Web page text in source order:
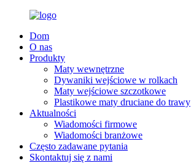
Dom
O nas
Produkty
Maty wewnętrzne
Dywaniki wejściowe w rolkach
Maty wejściowe szczotkowe
Plastikowe maty druciane do trawy
Aktualności
Wiadomości firmowe
Wiadomości branżowe
Często zadawane pytania
Skontaktuj się z nami